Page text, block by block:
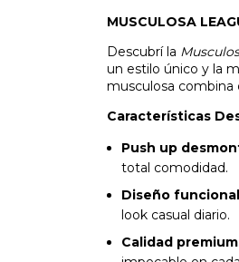
MUSCULOSA
Descubrí la
un estilo único y la
musculosa combina
Características
Push up
total comodidad.
Diseño
look casual diario.
Calidad